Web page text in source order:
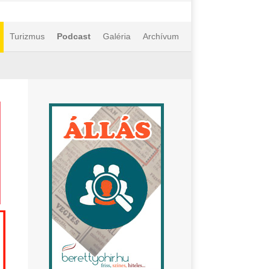
Turizmus Podcast Galéria Archívum